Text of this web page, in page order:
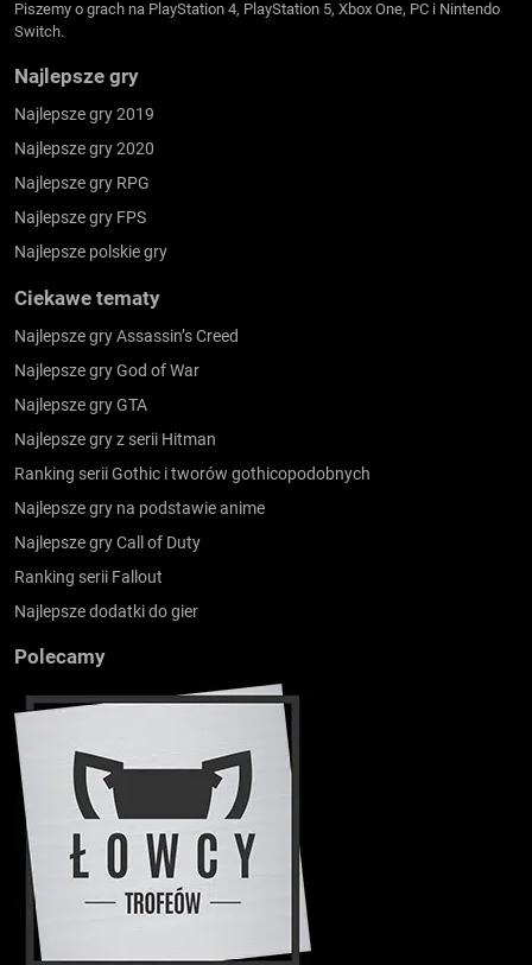
Piszemy o grach na PlayStation 4, PlayStation 5, Xbox One, PC i Nintendo
Switch.
Najlepsze gry
Najlepsze gry 2019
Najlepsze gry 2020
Najlepsze gry RPG
Najlepsze gry FPS
Najlepsze polskie gry
Ciekawe tematy
Najlepsze gry Assassin’s Creed
Najlepsze gry God of War
Najlepsze gry GTA
Najlepsze gry z serii Hitman
Ranking serii Gothic i tworów gothicopodobnych
Najlepsze gry na podstawie anime
Najlepsze gry Call of Duty
Ranking serii Fallout
Najlepsze dodatki do gier
Polecamy